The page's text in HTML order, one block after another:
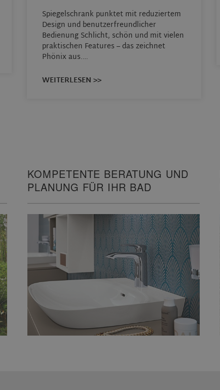
Spiegelschrank punktet mit reduziertem
Design und benutzerfreundlicher
Bedienung Schlicht, schön und mit vielen
praktischen Features – das zeichnet
Phönix aus.…
WEITERLESEN >>
KOMPETENTE BERATUNG UND
PLANUNG FÜR IHR BAD